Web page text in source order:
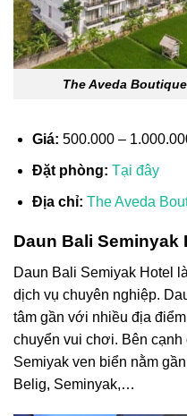
The Aveda
Giá: 500.000 –
Đặt phòng: Tại đây
Địa chỉ: The Aveda
Daun Bali Seminyak
Daun Bali Semiyak Hotel
dịch vụ chuyên nghiệp.
tâm gần với nhiều địa
chuyển vui chơi. Bên
Semiyak ven biển nằm
Belig, Seminyak,…